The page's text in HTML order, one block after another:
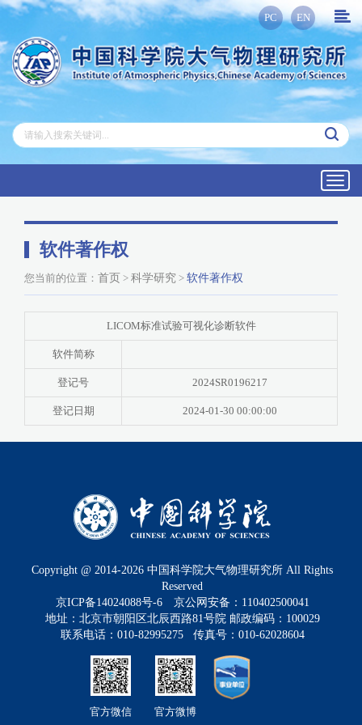
PC EN
软件著作权
您当前的位置： 首页 > 科学研究 > 软件著作权
LICOM标准试验可视化诊断软件
软件简称
登记号 2024SR0196217
登记日期 2024-01-30 00:00:00
Copyright @ 2014-2026 中国科学院大气物理研究所 All Rights
Reserved
京ICP备14024088号-6
京公网安备：110402500041
地址：北京市朝阳区北辰西路81号院 邮政编码：100029
联系电话：010-82995275 传真号：010-62028604
官方微信 官方微博